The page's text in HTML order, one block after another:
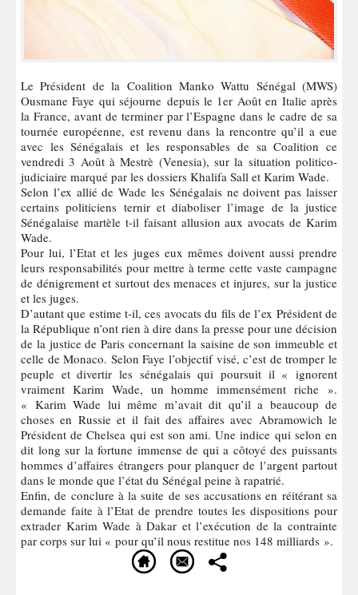
Le Président de la Coalition Manko Wattu Sénégal (MWS)
Ousmane Faye qui séjourne depuis le 1er Août en Italie après
la France, avant de terminer par l’Espagne dans le cadre de sa
tournée européenne, est revenu dans la rencontre qu’il a eue
avec les Sénégalais et les responsables de sa Coalition ce
vendredi 3 Août à Mestrè (Venesia), sur la situation politico-
judiciaire marqué par les dossiers Khalifa Sall et Karim Wade.
Selon l’ex allié de Wade les Sénégalais ne doivent pas laisser
certains politiciens ternir et diaboliser l’image de la justice
Sénégalaise martèle t-il faisant allusion aux avocats de Karim
Wade.
Pour lui, l’Etat et les juges eux mêmes doivent aussi prendre
leurs responsabilités pour mettre à terme cette vaste campagne
de dénigrement et surtout des menaces et injures, sur la justice
et les juges.
D’autant que estime t-il, ces avocats du fils de l’ex Président de
la République n’ont rien à dire dans la presse pour une décision
de la justice de Paris concernant la saisine de son immeuble et
celle de Monaco. Selon Faye l’objectif visé, c’est de tromper le
peuple et divertir les sénégalais qui poursuit il « ignorent
vraiment Karim Wade, un homme immensément riche ».
« Karim Wade lui même m’avait dit qu’il a beaucoup de
choses en Russie et il fait des affaires avec Abramowich le
Président de Chelsea qui est son ami. Une indice qui selon en
dit long sur la fortune immense de qui a côtoyé des puissants
hommes d’affaires étrangers pour planquer de l’argent partout
dans le monde que l’état du Sénégal peine à rapatrié.
Enfin, de conclure à la suite de ses accusations en réitérant sa
demande faite à l’Etat de prendre toutes les dispositions pour
extrader Karim Wade à Dakar et l’exécution de la contrainte
par corps sur lui « pour qu’il nous restitue nos 148 milliards ».